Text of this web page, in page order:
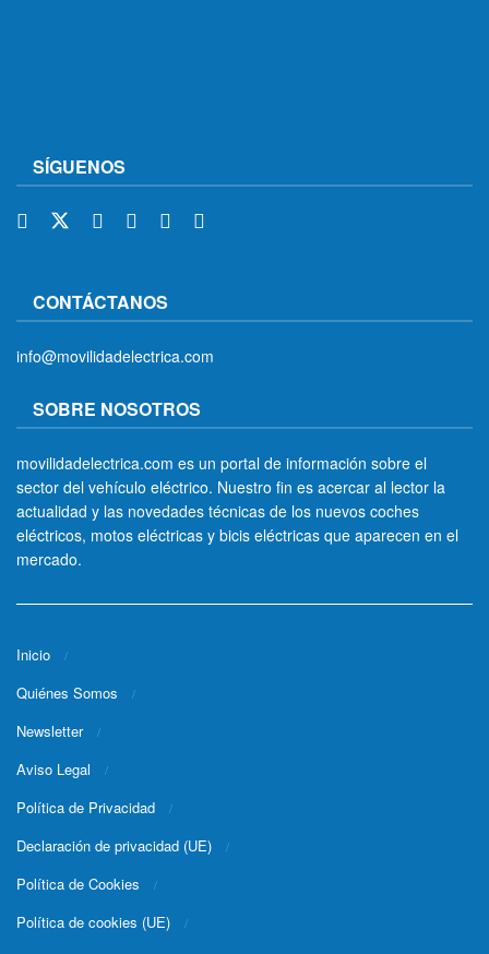
SÍGUENOS
CONTÁCTANOS
info@movilidadelectrica.com
SOBRE NOSOTROS
movilidadelectrica.com es un portal de información sobre el
sector del vehículo eléctrico. Nuestro fin es acercar al lector la
actualidad y las novedades técnicas de los nuevos coches
eléctricos, motos eléctricas y bicis eléctricas que aparecen en el
mercado.
Inicio
Quiénes Somos
Newsletter
Aviso Legal
Política de Privacidad
Declaración de privacidad (UE)
Política de Cookies
Política de cookies (UE)